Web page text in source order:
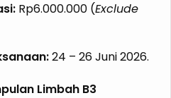
Rp6.000.000 (Exclude
24 – 26 Juni 2026.
Limbah B3